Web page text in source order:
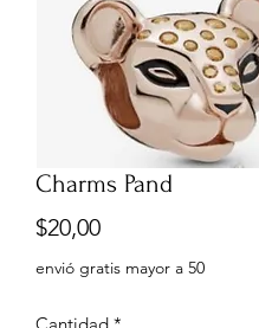
Charms Pand
$20,00Precio
envió gratis mayor a 50